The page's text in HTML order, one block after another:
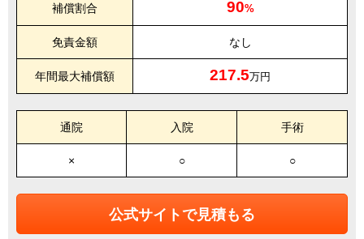
補償割合 90%
免責金額 なし
年間最大補償額 217.5万円
通院 入院 手術
× ○ ○
公式サイトで見積もる